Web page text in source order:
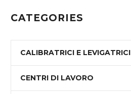
CATEGORIES
CALIBRATRICI E LEVIGATRICI
CENTRI DI LAVORO